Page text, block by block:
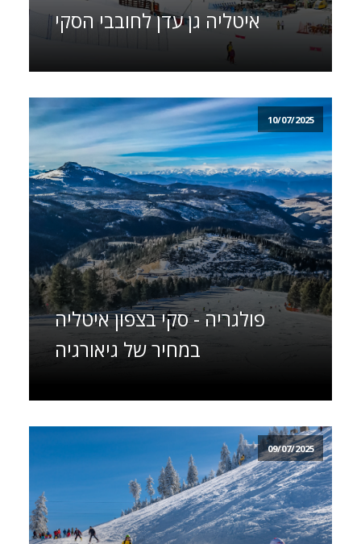
איטליה גן עדן לחובבי הסקי
10/07/2025
פולגריה - סקי בצפון איטליה
במחיר של גיאורגיה
09/07/2025